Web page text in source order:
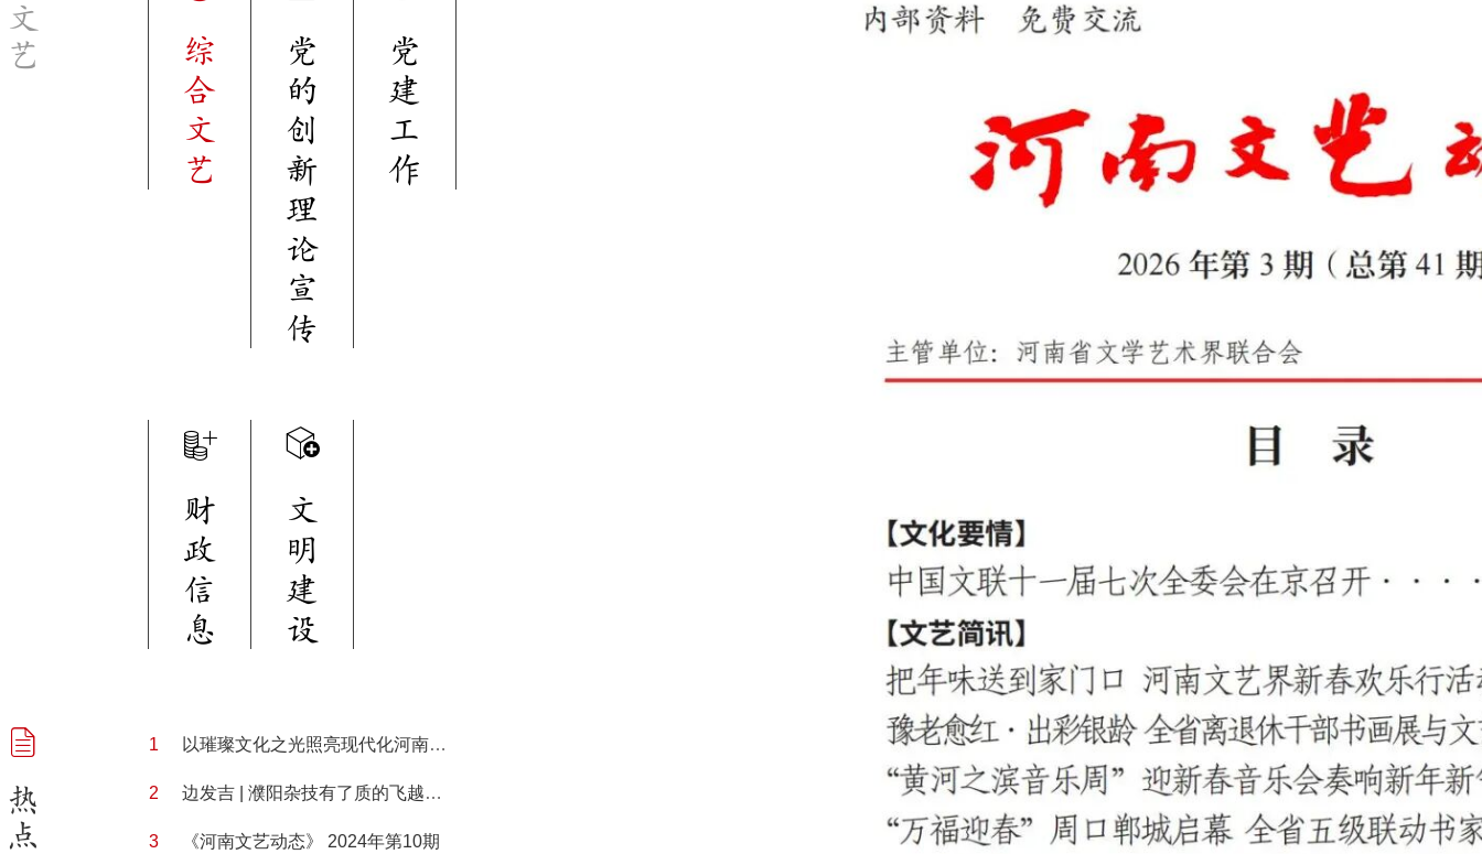
文
艺
综
合
文
艺
党
的
创
新
理
论
宣
传
党
建
工
作
财
政
信
息
文
明
建
设
热
点
以璀璨文化之光照亮现代化河南建设之路——河南省文联成立70周年成就巡礼
边发吉 | 濮阳杂技有了质的飞越，在文旅深度融合中走在全国前列
《河南文艺动态》 2024年第10期